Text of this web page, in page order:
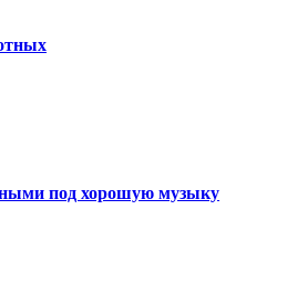
под хорошую музыку